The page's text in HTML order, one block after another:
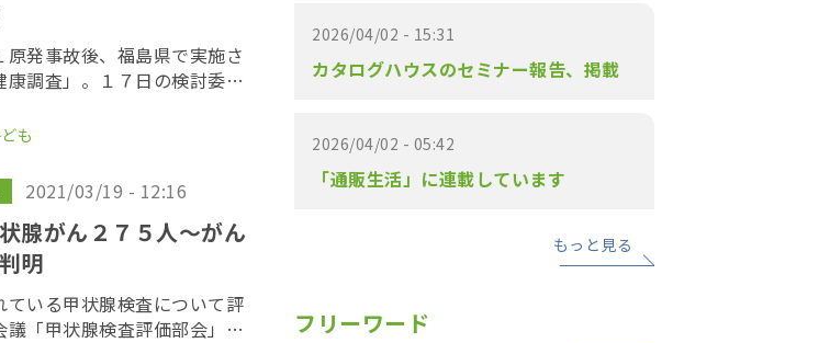
原発事故後、福島県で実施さ
康調査」。１７日の検討委員
外部被曝線量調査）」の終
も
2021/03/19 - 12:16
腺がん２７５人〜がん
明
ている甲状腺検査について評
議「甲状腺検査評価部会」が
2026/04/02 - 15:31
カタログハウスのセミナー報告、掲載
2026/04/02 - 05:42
「通販生活」に連載しています
もっと見る
フリーワード